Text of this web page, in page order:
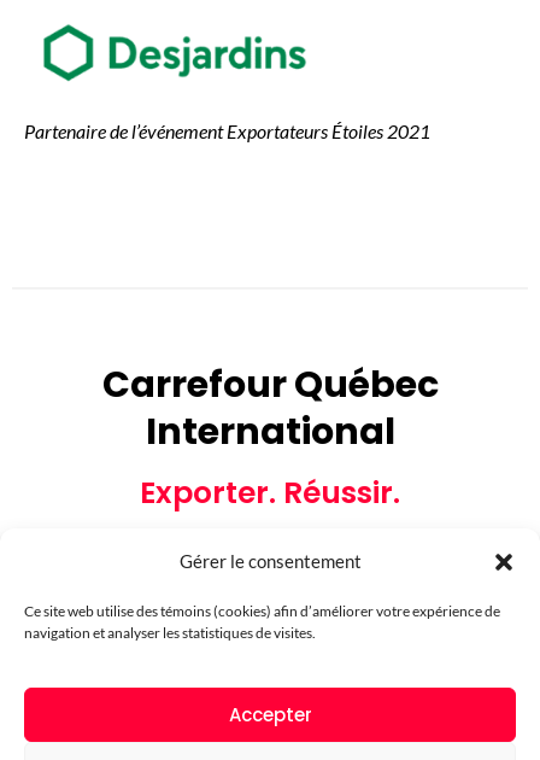
Gérer le consentement
Ce site web utilise des témoins (cookies) afin d’améliorer votre expérience de
navigation et analyser les statistiques de visites.
Accepter
Partenaire de l’événement Exportateurs Étoiles 2021
Carrefour Québec
International
Exporter. Réussir.